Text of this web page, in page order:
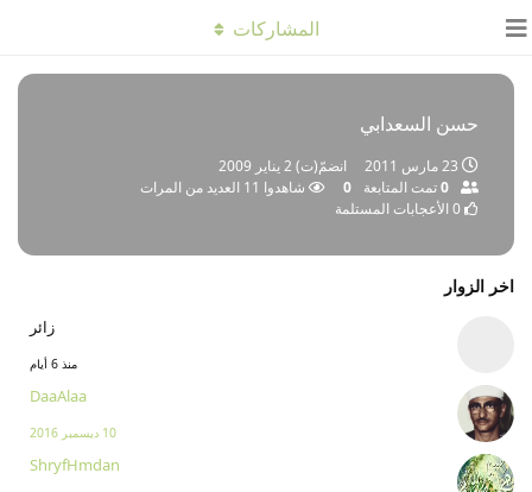
حسن السعدابي
23 مارس 2011 انضمّ(ت) 2 يناير 2009
0تمت المتابعة 0 شاهدوا 11 العديد من المرات
0 الأعجابات المستلمة
المشاركات
اخر الزوار
زائر
منذ 6 أيام
DaaAlaa
10 ديسمبر 2016
ShryfHmdan